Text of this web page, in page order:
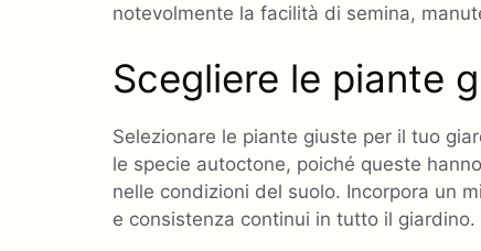
notevolmente la facilità di semina,
Scegliere le piante
Selezionare le piante giuste per il tuo
le specie autoctone, poiché queste
nelle condizioni del suolo. Incorpora un
e consistenza continui in tutto il